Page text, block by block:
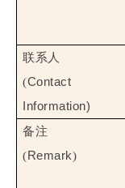
联系人
(Contact
Information)
备注
(Remark)